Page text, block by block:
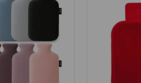
avec les plus
et Européennes